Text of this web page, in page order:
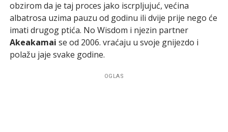
obzirom da je taj proces jako iscrpljujuć, većina
albatrosa uzima pauzu od godinu ili dvije prije nego će
imati drugog ptića. No Wisdom i njezin partner
Akeakamai se od 2006. vraćaju u svoje gnijezdo i
polažu jaje svake godine.
OGLAS